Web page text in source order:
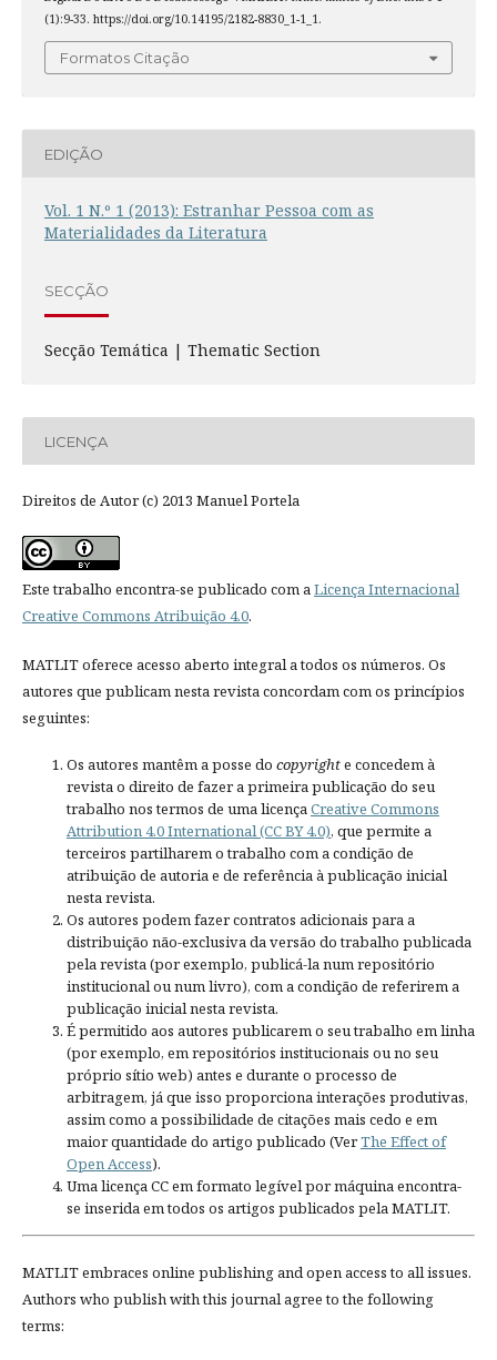
(1):9-33. https://doi.org/10.14195/2182-8830_1-1_1.
Formatos Citação
EDIÇÃO
Vol. 1 N.º 1 (2013): Estranhar Pessoa com as
Materialidades da Literatura
SECÇÃO
Secção Temática | Thematic Section
LICENÇA
Direitos de Autor (c) 2013 Manuel Portela
Este trabalho encontra-se publicado com aLicença Internacional
Creative Commons Atribuição 4.0.
MATLIT oferece acesso aberto integral a todos os números. Os
autores que publicam nesta revista concordam com os princípios
seguintes:
Os autores mantêm a posse do copyrighte concedem à
revista o direito de fazer a primeira publicação do seu
trabalho nos termos de uma licençaCreative Commons
Attribution 4.0 International (CC BY 4.0), que permite a
terceiros partilharem o trabalho com a condição de
atribuição de autoria e de referência à publicação inicial
nesta revista.
Os autores podem fazer contratos adicionais para a
distribuição não-exclusiva da versão do trabalho publicada
pela revista (por exemplo, publicá-la num repositório
institucional ou num livro), com a condição de referirem a
publicação inicial nesta revista.
É permitido aos autores publicarem o seu trabalho em linha
(por exemplo, em repositórios institucionais ou no seu
próprio sítio web) antes e durante o processo de
arbitragem, já que isso proporciona interações produtivas,
assim como a possibilidade de citações mais cedo e em
maior quantidade do artigo publicado (VerThe Effect of
Open Access).
Uma licença CC em formato legível por máquina encontra-
se inserida em todos os artigos publicados pela MATLIT.
MATLIT embraces online publishing and open access to all issues.
Authors who publish with this journal agree to the following
terms: